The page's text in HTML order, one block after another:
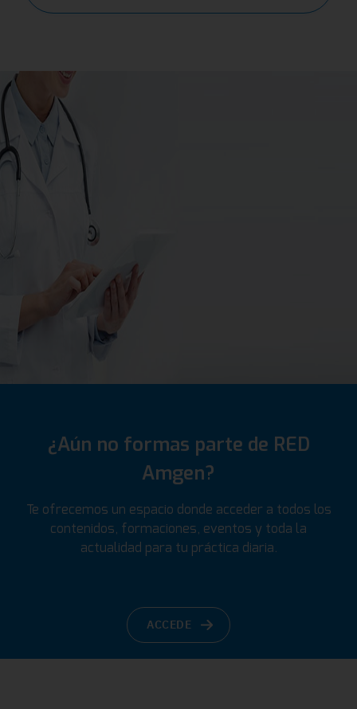
¿Aún no formas parte de RED
Amgen?
Te ofrecemos un espacio donde acceder a todos los
contenidos, formaciones, eventos y toda la
actualidad para tu práctica diaria.
ACCEDE